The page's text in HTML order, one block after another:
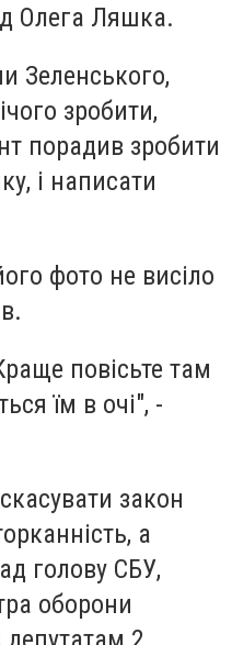
Олега Ляшка.
Зеленського,
зробити,
порадив зробити
і написати
фото не висіло
повісьте там
їм в очі", -
закон
а
голову СБУ,
оборони